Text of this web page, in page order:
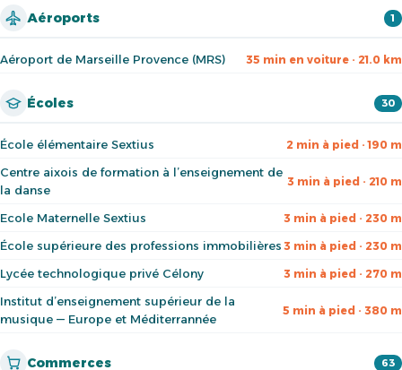
Aéroports 1
Aéroport de Marseille Provence (MRS) 35 min en voiture · 21.0 km
Écoles 30
École élémentaire Sextius 2 min à pied · 190 m
Centre aixois de formation à l’enseignement de
la danse
3 min à pied · 210 m
Ecole Maternelle Sextius 3 min à pied · 230 m
École supérieure des professions immobilières 3 min à pied · 230 m
Lycée technologique privé Célony 3 min à pied · 270 m
Institut d’enseignement supérieur de la
musique — Europe et Méditerrannée
5 min à pied · 380 m
Commerces 63